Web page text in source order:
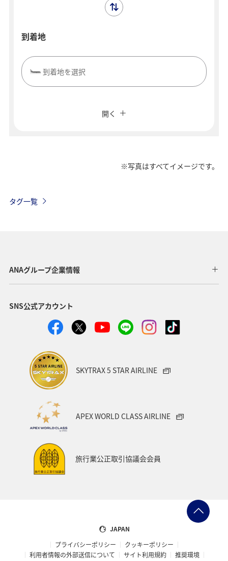
到着地
到着地を選択
経由地および乗り継ぎ所要時間を追加する
復路出発日および時間帯
日付を選択
経由地および乗り継ぎ所要時間を追加する
1人
プロモーションコードについて
前後3日の運賃を検索
往復で異なるクラスで検索
開く
※写真はすべてイメージです。
タグ一覧
ANAグループ企業情報
SNS公式アカウント
SKYTRAX 5 STAR AIRLINE
APEX WORLD CLASS AIRLINE
旅行業公正取引協議会会員
JAPAN
プライバシーポリシー
クッキーポリシー
利用者情報の外部送信について
サイト利用規約
推奨環境